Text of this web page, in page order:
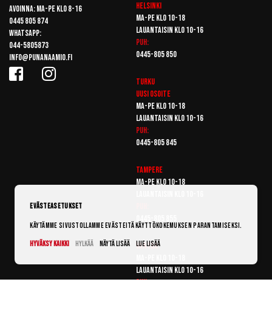
Avoinna: Ma-pe klo 8-16
0445 805 874
Whatsapp:
044-5805873
info@punanaamio.fi
Helsinki
Ma-pe klo 10-18
Lauantaisin klo 10-16
Puh:
0445-805 850
Turku
Uusi osoite
Ma-pe klo 10-18
Lauantaisin klo 10-16
Puh:
0445-805 845
Tampere
Ma-pe klo 10-18
Vantaa
Lauantaisin klo 10-16
Puh:
Evästeasetukset
Käytämme sivustollamme evästeitä käyttökokemuksen parantamiseksi.
Hyväksy kaikki
Hylkää Näytä lisää Lue lisää